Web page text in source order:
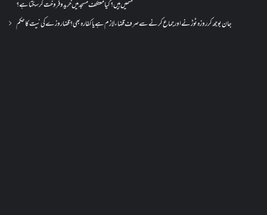
قسمیں ہیں؟کیا معتکف مسجد میں خرید و فروخت کر سکتا ہے؟
جان بوجھ کر روزہ ٹوڑنے اور جماع کرنے سے صرف قضاء لازم ہے یا کفارہ بھی؟ قضا روزے کی نیت کا حکم